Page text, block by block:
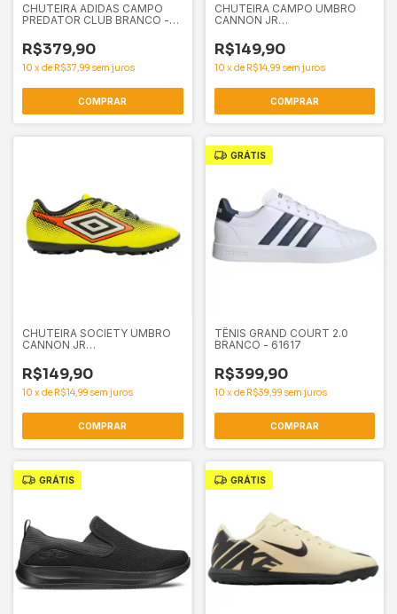
CHUTEIRA ADIDAS CAMPO
PREDATOR CLUB BRANCO -
R$379,90
10 x de R$37,99 sem juros
COMPRAR
CHUTEIRA CAMPO UMBRO
CANNON JR
61634
R$149,90
10 x de R$14,99 sem juros
COMPRAR
CHUTEIRA SOCIETY UMBRO
CANNON JR
61633
R$149,90
10 xde R$14,99 sem juros
COMPRAR
GRÁTIS
TÊNIS GRAND COURT 2.0
BRANCO - 61617
R$399,90
10 xde R$39,99 sem juros
COMPRAR
GRÁTIS GRÁTIS